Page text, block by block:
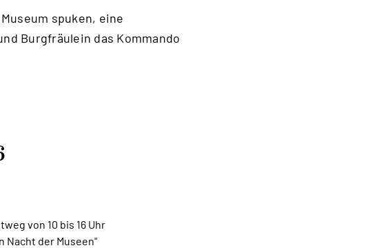
spuken, eine
Burgfräulein das Kommando
von 10 bis 16 Uhr
Nacht der Museen"